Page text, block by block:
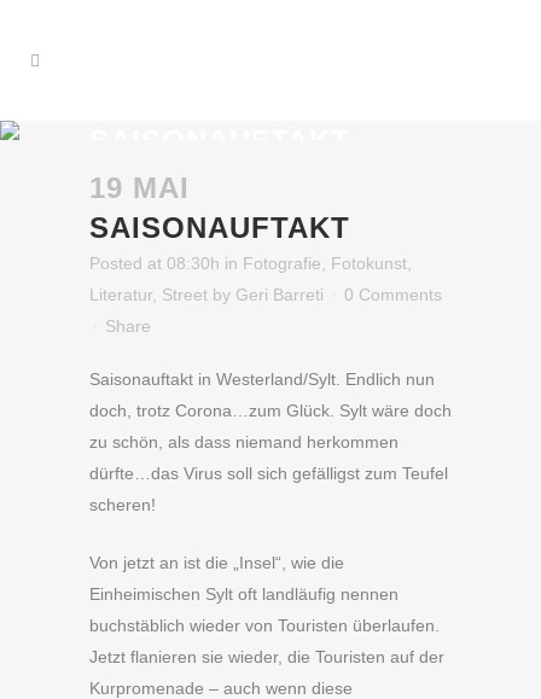
19 MAI
SAISONAUFTAKT
Posted at 08:30h in Fotografie Fotokunst
Literatur Street by Geri Barreti
0 Comments
Share
Saisonauftakt in Westerland/Sylt. Endlich nun
doch, trotz Corona…zum Glück. Sylt wäre doch
zu schön, als dass niemand herkommen
dürfte…das Virus soll sich gefälligst zum Teufel
scheren!
Von jetzt an ist die „Insel“, wie die
Einheimischen Sylt oft landläufig nennen
buchstäblich wieder von Touristen überlaufen.
Jetzt flanieren sie wieder, die Touristen auf der
Kurpromenade – auch wenn diese